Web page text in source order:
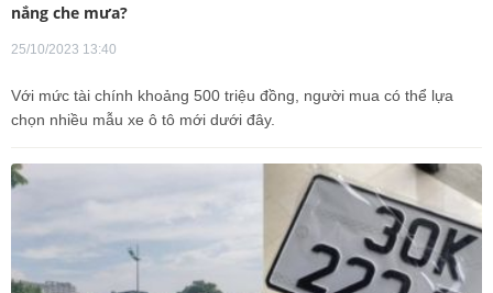
nắng che mưa?
25/10/2023 13:40
Với mức tài chính khoảng 500 triệu đồng, người mua có thể lựa
chọn nhiều mẫu xe ô tô mới dưới đây.